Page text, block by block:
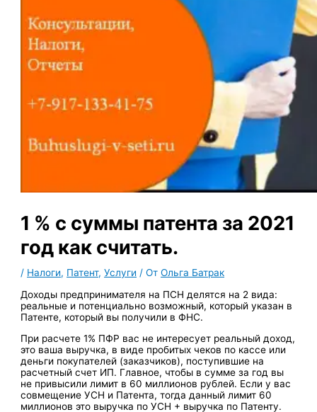
1 % с суммы патента за 2021
год как считать.
/ Налоги, Патент,Услуги / ОтОльга Батрак
Доходы предпринимателя на ПСН делятся на 2 вида:
реальные и потенциально возможный, который указан в
Патенте, который вы получили в ФНС.
При расчете 1% ПФР вас не интересует реальный доход,
это ваша выручка, в виде пробитых чеков по кассе или
деньги покупателей (заказчиков), поступившие на
расчетный счет ИП. Главное, чтобы в сумме за год вы
не привысили лимит в 60 миллионов рублей. Если у вас
совмещение УСН и Патента, тогда данный лимит 60
миллионов это выручка по УСН + выручка по Патенту.